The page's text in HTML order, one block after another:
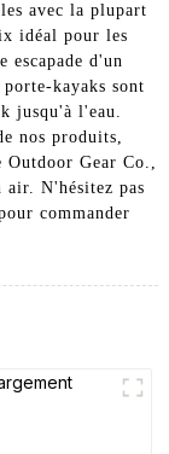
avec la plupart
idéal pour les
escapade d'un
kayaks sont
jusqu'à l'eau.
nos produits,
Outdoor Gear Co.,
N'hésitez pas
commander